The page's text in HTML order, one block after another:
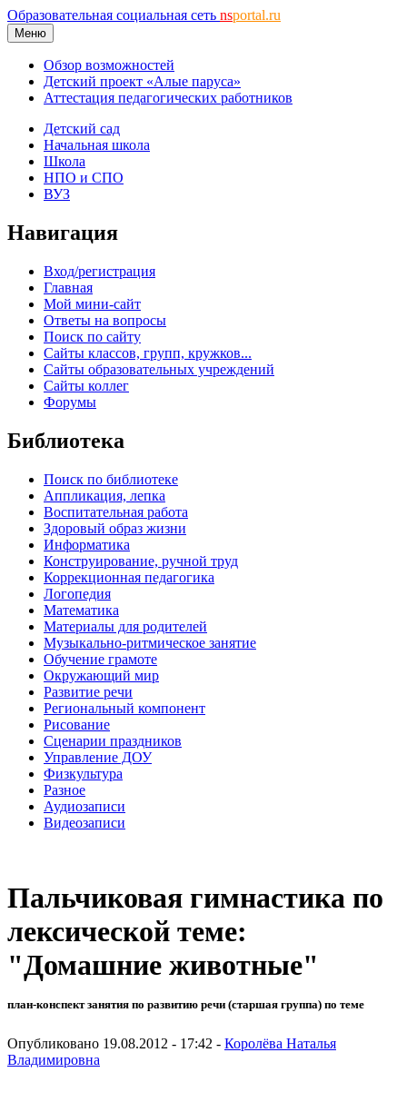
Образовательная социальная сеть nsportal.ru
Меню
Обзор возможностей
Детский проект «Алые паруса»
Аттестация педагогических работников
Детский сад
Начальная школа
Школа
НПО и СПО
ВУЗ
Навигация
Вход/регистрация
Главная
Мой мини-сайт
Ответы на вопросы
Поиск по сайту
Сайты классов, групп, кружков...
Сайты образовательных учреждений
Сайты коллег
Форумы
Библиотека
Поиск по библиотеке
Аппликация, лепка
Воспитательная работа
Здоровый образ жизни
Информатика
Конструирование, ручной труд
Коррекционная педагогика
Логопедия
Математика
Материалы для родителей
Музыкально-ритмическое занятие
Обучение грамоте
Окружающий мир
Развитие речи
Региональный компонент
Рисование
Сценарии праздников
Управление ДОУ
Физкультура
Разное
Аудиозаписи
Видеозаписи
Пальчиковая гимнастика по
лексической теме:
"Домашние животные"
план-конспект занятия по развитию речи (старшая группа) по теме
Опубликовано 19.08.2012 - 17:42 - Королёва Наталья
Владимировна